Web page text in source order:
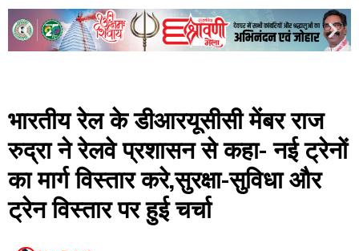
भारतीय रेल के डीआरयूसीसी मेंबर राज
रुद्रा ने रेलवे प्रशासन से कहा- नई ट्रेनों
का मार्ग विस्तार करे,सुरक्षा-सुविधा और
ट्रेन विस्तार पर हुई चर्चा